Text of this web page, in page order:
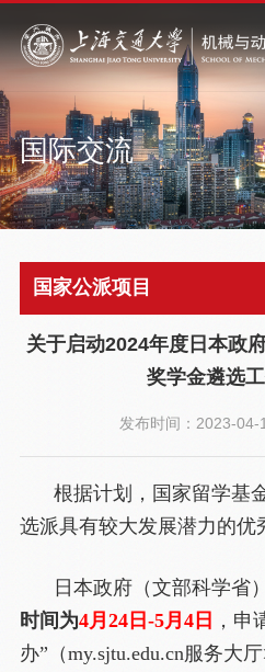
国际交流
国家公派项目
关于启动2024年度日本政
奖学金遴选
发布时间：2023-
根据计划，国家留学基
选派具有较大发展潜力的优
日本政府（文部科学省
时间为4月24日-5月4日 ，申
办”（my.sjtu.edu.cn服务大